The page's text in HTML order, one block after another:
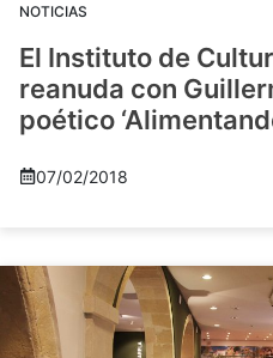
NOTICIAS
El Instituto de
reanuda con
poético
07/02/2018